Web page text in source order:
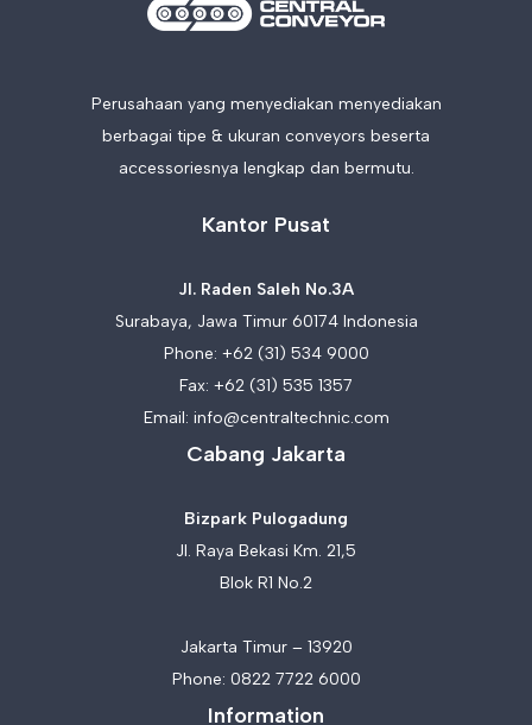
Perusahaan yang menyediakan menyediakan
berbagai tipe & ukuran conveyors beserta
accessoriesnya lengkap dan bermutu.
Kantor Pusat
Jl. Raden Saleh No.3A
Surabaya, Jawa Timur 60174 Indonesia
Phone: +62 (31) 534 9000
Fax: +62 (31) 535 1357
Email: info@centraltechnic.com
Cabang Jakarta
Bizpark Pulogadung
Jl. Raya Bekasi Km. 21,5
Blok R1 No.2
Jakarta Timur – 13920
Phone: 0822 7722 6000
Information